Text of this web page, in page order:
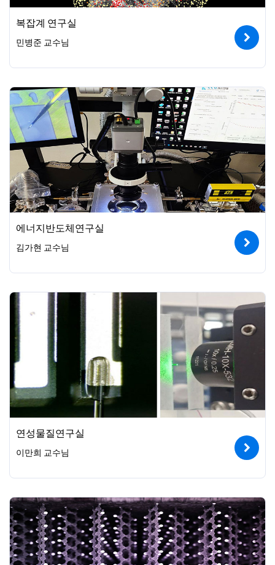
복잡계 연구실
민병준 교수님
에너지반도체연구실
김가현 교수님
연성물질연구실
이만희 교수님